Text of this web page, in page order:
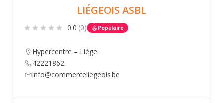
LIÉGEOIS ASBL
0.0 (0) Populaire
Hypercentre – Liège
42221862
info@commerceliegeois.be